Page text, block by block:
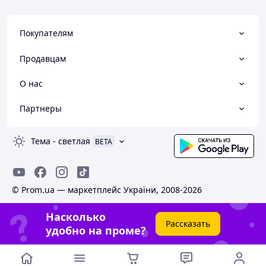
Покупателям
Продавцам
О нас
Партнеры
Тема - светлая BETA
© Prom.ua — маркетплейс України, 2008-2026
Насколько
удобно на проме?
Рассказать